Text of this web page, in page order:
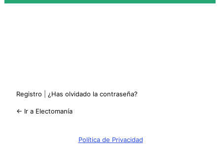
Registro ¿Has olvidado la contraseña?
← Ir a Electomanía
Política de Privacidad